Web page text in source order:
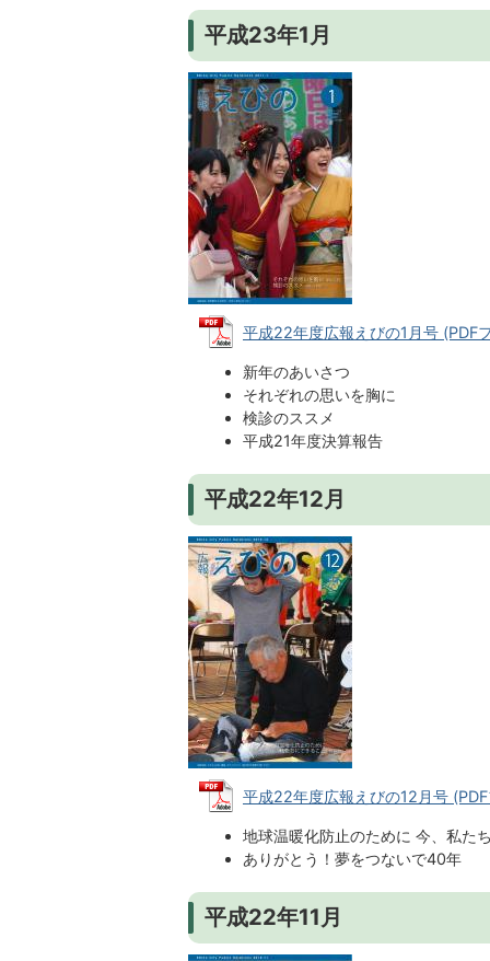
平成23年1月
平成22年度広報えびの1月号 (PDF
新年のあいさつ
それぞれの思いを胸に
検診のススメ
平成21年度決算報告
平成22年12月
平成22年度広報えびの12月号
地球温暖化防止のために 今、私た
ありがとう！夢をつないで40年
平成22年11月